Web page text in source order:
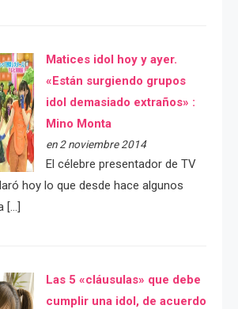
Matices idol hoy y ayer.
«Están surgiendo grupos
idol demasiado extraños» :
Mino Monta
en 2 noviembre 2014
El célebre presentador de TV
hoy lo que desde hace algunos
[…]
Las 5 «cláusulas» que debe
cumplir una idol, de acuerdo